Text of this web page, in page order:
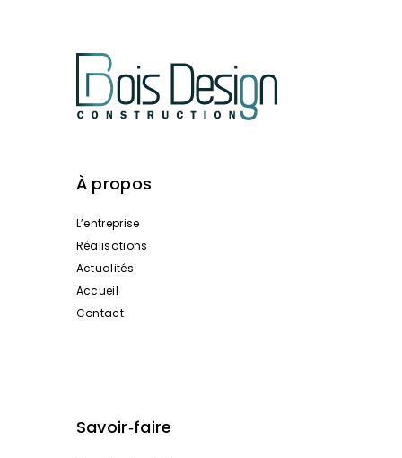
À propos
L’entreprise
Réalisations
Actualités
Accueil
Contact
Savoir‑faire